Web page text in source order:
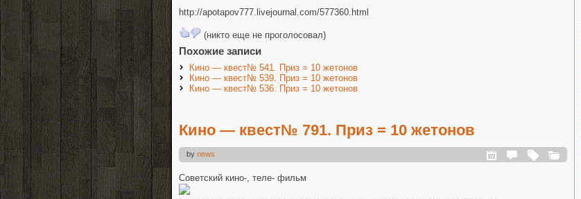
http://apotapov777.livejournal.com/577360.html
(никто еще не проголосовал)
Похожие записи
Кино — квест№ 541. Приз = 10 жетонов
Кино — квест№ 539. Приз = 10 жетонов
Кино — квест№ 536. Приз = 10 жетонов
Кино — квест№ 791. Приз = 10 жетонов
by news
Советский кино-, теле- фильм